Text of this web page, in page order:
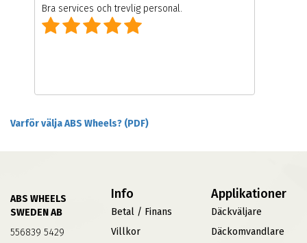
Bra services och trevlig personal.
Varför välja ABS Wheels? (PDF)
ABS WHEELS
SWEDEN AB
556839 5429
Info
Betal / Finans
Villkor
Applikationer
Däckväljare
Däckomvandlare